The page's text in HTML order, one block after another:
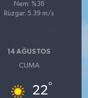
Nem: %36
Rüzgar: 5.39 m/s
14 AĞUSTOS
CUMA
22°